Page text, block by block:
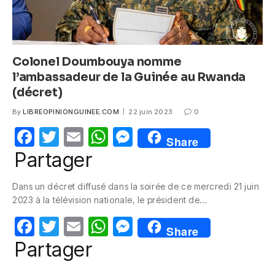
Colonel Doumbouya nomme
l’ambassadeur de la Guinée au Rwanda
(décret)
By LIBREOPINIONGUINEE.COM 22 juin 2023 0
F
a
e
b
o
o
T
w
itt
er
E
m
W
s
A
p
M
e
e
n
g
Share
Partager
Dans un décret diffusé dans la soirée de ce mercredi 21 juin
2023 à la télévision nationale, le président de…
F
a
T
w
itt
E
m
W M
e
Share
Partager